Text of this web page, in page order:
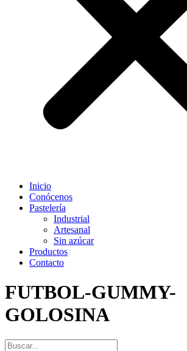
Inicio
Conócenos
Pastelería
Industrial
Artesanal
Sin azúcar
Productos
Contacto
FUTBOL-GUMMY-
GOLOSINA